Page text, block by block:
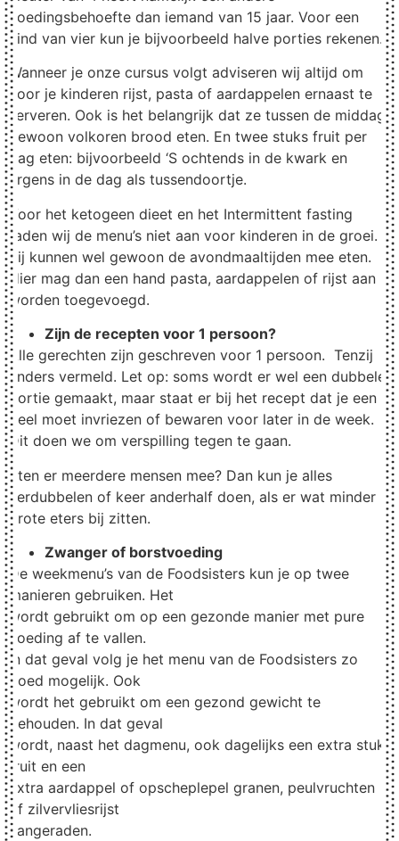
voedingsbehoefte dan iemand van 15 jaar. Voor een
kind van vier kun je bijvoorbeeld halve porties rekenen.
Wanneer je onze cursus volgt adviseren wij altijd om
voor je kinderen rijst, pasta of aardappelen ernaast te
serveren. Ook is het belangrijk dat ze tussen de middag
gewoon volkoren brood eten. En twee stuks fruit per
dag eten: bijvoorbeeld ‘S ochtends in de kwark en
ergens in de dag als tussendoortje.
Voor het ketogeen dieet en het Intermittent fasting
raden wij de menu’s niet aan voor kinderen in de groei.
Zij kunnen wel gewoon de avondmaaltijden mee eten.
Hier mag dan een hand pasta, aardappelen of rijst aan
worden toegevoegd.
Zijn de recepten voor 1 persoon?
Alle gerechten zijn geschreven voor 1 persoon. Tenzij
anders vermeld. Let op: soms wordt er wel een dubbele
portie gemaakt, maar staat er bij het recept dat je een
deel moet invriezen of bewaren voor later in de week.
Dit doen we om verspilling tegen te gaan.
Eten er meerdere mensen mee? Dan kun je alles
verdubbelen of keer anderhalf doen, als er wat minder
grote eters bij zitten.
Zwanger of borstvoeding
De weekmenu’s van de Foodsisters kun je op twee
manieren gebruiken. Het
wordt gebruikt om op een gezonde manier met pure
voeding af te vallen.
In dat geval volg je het menu van de Foodsisters zo
goed mogelijk. Ook
wordt het gebruikt om een gezond gewicht te
behouden. In dat geval
wordt, naast het dagmenu, ook dagelijks een extra stuk
fruit en een
extra aardappel of opscheplepel granen, peulvruchten
of zilvervliesrijst
aangeraden.